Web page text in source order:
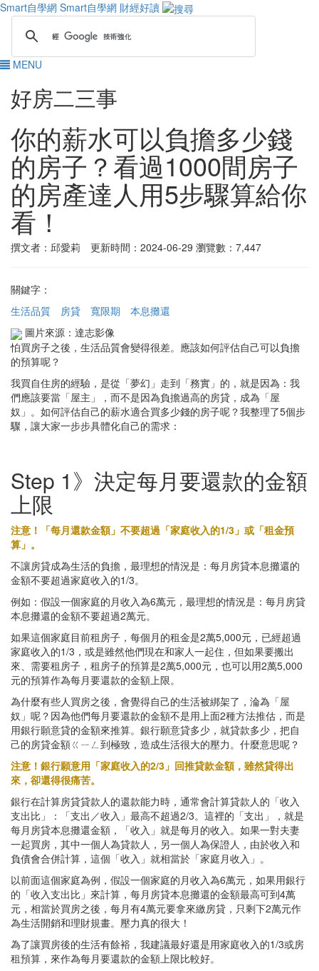
Smart自學網 Smart自學網 財經好讀
MENU
好房二三事
你的薪水可以負擔多少錢
的房子？看過1000間房子
的房產達人用5步驟算給你
看！
撰文者：邱愛莉 更新時間：2024-06-29 瀏覽數：7,447
關鍵字：
生活品質
房貸 寬限期
本息攤還
圖片來源：達志影像
怕買房子之後，生活品質會變得很差。應該如何評估自己可以負擔
的預算呢？
我買自住房的經驗，是從「夢幻」走到「務實」的，就是因為：我
們應該要當「屋主」，而不是因為負擔過高的房貸，成為「屋
奴」。如何評估自己的薪水適合買多少錢的房子呢？我整理了5個步
驟，讓大家一步步具體化自己的需求：
Step 1》決定每月要還款的金額
上限
注意！「每月還款金額」不要超過「家庭收入的1/3」或「租金預
算」。
不讓房貸成為生活的負擔，最理想的情況是：每月房貸本息攤還的
金額不要超過家庭收入的1/3。
例如：假設一個家庭的月收入為6萬元，最理想的情況是：每月房貸
本息攤還的金額不要超過2萬元。
如果這個家庭目前租房子，每個月的租金是2萬5,000元，已經超過
家庭收入的1/3，或是雖然他們現在和家人一起住，但如果要搬出
來、需要租房子，租房子的預算是2萬5,000元，也可以用2萬5,000
元的預算作為每月要還款的金額上限。
為什麼有些人買房之後，會覺得自己的生活被綁架了，淪為「屋
奴」呢？因為他們每月要還款的金額不是用上面2種方法推估，而是
用銀行願意貸的金額來推算。銀行願意貸多少，就貸款多少，把自
己的房貸金額ㄍㄧㄥ到極致，造成生活很大的壓力。什麼意思呢？
注意！銀行願意用「家庭收入的2/3」回推貸款金額，雖然貸得出
來，卻還得很痛苦。
銀行在計算房貸貸款人的還款能力時，通常會計算貸款人的「收入
支出比」：「支出／收入」最高不超過2/3。這裡的「支出」，就是
每月房貸本息攤還金額，「收入」就是每月的收入。如果一對夫妻
一起買房，其中一個人為貸款人，另一個人為保證人，由於收入和
負債會合併計算，這個「收入」就相當於「家庭月收入」。
以前面這個家庭為例，假設一個家庭的月收入為6萬元，如果用銀行
的「收入支出比」來計算，每月房貸本息攤還的金額最高可到4萬
元，相當於買房之後，每月有4萬元要拿來繳房貸，只剩下2萬元作
為生活開銷和理財規畫。壓力真的很大！
為了讓買房後的生活有餘裕，我建議最好還是用家庭收入的1/3或房
租預算，來作為每月要還款的金額上限比較好。